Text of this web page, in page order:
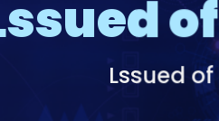
of
Lssued of